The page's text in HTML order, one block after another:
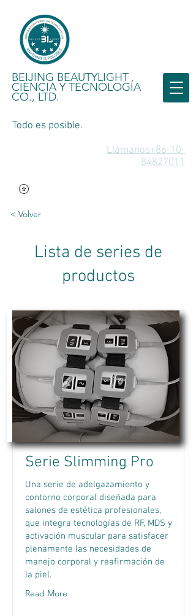
BEIJING BEAUTYLIGHT
CIENCIA Y TECNOLOGÍA
CO., LTD.
Todo es posible.
Llámanos+86-10-
84827011
< Volver
Lista de series de
productos
Serie Slimming Pro
Una serie de adelgazamiento y
contorno corporal diseñada para
salones de estética profesionales,
que integra tecnologías de RF, MDS y
activación muscular para satisfacer
plenamente las necesidades de
manejo corporal y reafirmación de
la piel.
Read More